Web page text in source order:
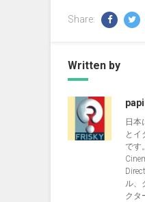
Share:
Written by
日本
とイ
です
ル、
クタ